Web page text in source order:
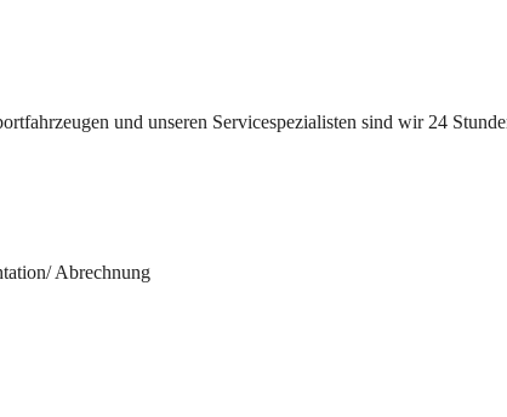
und unseren Servicespezialisten sind wir 24
Abrechnung